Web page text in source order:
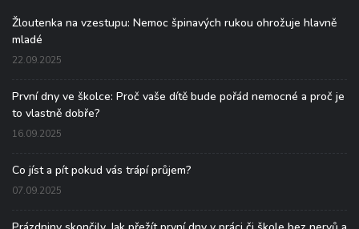
Žloutenka na vzestupu: Nemoc špinavých rukou ohrožuje hlavně
mladé
22.09.2025
První dny ve školce: Proč vaše dítě bude pořád nemocné a proč je
to vlastně dobře?
16.09.2025
Co jíst a pít pokud vás trápí průjem?
07.09.2025